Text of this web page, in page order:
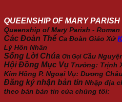
QUEENSHIP OF MARY PARISH
Queenship of Mary Parish -
Các Đoàn Thể Ca Đoàn Giáo Xứ
Lý Hôn Nhân
Sống Lời Chúa Ơn Gọi Cầu
Hội Đồng Mục Vụ Trưởng: Trịnh
Kim Hồng P. Ngoại Vụ: Dương
Đăng ký nhận bản tin Nhập địa
theo bản bản tin của chúng tôi: